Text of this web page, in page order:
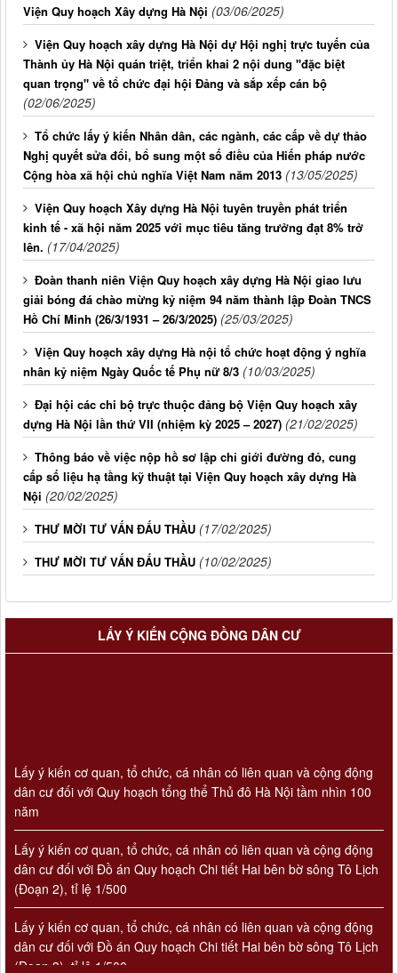
Viện Quy hoạch Xây dựng Hà Nội (03/06/2025)
Viện Quy hoạch xây dựng Hà Nội dự Hội nghị trực tuyến của
Thành ủy Hà Nội quán triệt, triển khai 2 nội dung "đặc biệt
quan trọng" về tổ chức đại hội Đảng và sắp xếp cán bộ
(02/06/2025)
Tổ chức lấy ý kiến Nhân dân, các ngành, các cấp về dự thảo
Nghị quyết sửa đổi, bổ sung một số điều của Hiến pháp nước
Cộng hòa xã hội chủ nghĩa Việt Nam năm 2013 (13/05/2025)
Viện Quy hoạch Xây dựng Hà Nội tuyên truyền phát triển
kinh tế - xã hội năm 2025 với mục tiêu tăng trưởng đạt 8% trở
lên. (17/04/2025)
Đoàn thanh niên Viện Quy hoạch xây dựng Hà Nội giao lưu
giải bóng đá chào mừng kỷ niệm 94 năm thành lập Đoàn TNCS
Hồ Chí Minh (26/3/1931 – 26/3/2025) (25/03/2025)
Viện Quy hoạch xây dựng Hà nội tổ chức hoạt động ý nghĩa
nhân kỷ niệm Ngày Quốc tế Phụ nữ 8/3 (10/03/2025)
Đại hội các chi bộ trực thuộc đảng bộ Viện Quy hoạch xây
dựng Hà Nội lần thứ VII (nhiệm kỳ 2025 – 2027) (21/02/2025)
Thông báo về việc nộp hồ sơ lập chỉ giới đường đỏ, cung
cấp số liệu hạ tầng kỹ thuật tại Viện Quy hoạch xây dựng Hà
Nội (20/02/2025)
THƯ MỜI TƯ VẤN ĐẤU THẦU (17/02/2025)
THƯ MỜI TƯ VẤN ĐẤU THẦU (10/02/2025)
LẤY Ý KIẾN CỘNG ĐỒNG DÂN CƯ
Lấy ý kiến cơ quan, tổ chức, cá nhân có liên quan và cộng động
dân cư đối với Quy hoạch tổng thể Thủ đô Hà Nội tầm nhìn 100
năm
Lấy ý kiến cơ quan, tổ chức, cá nhân có liên quan và cộng động
dân cư đối với Đồ án Quy hoạch Chi tiết Hai bên bờ sông Tô Lịch
(Đoạn 2), tỉ lệ 1/500
Lấy ý kiến cơ quan, tổ chức, cá nhân có liên quan và cộng động
dân cư đối với Đồ án Quy hoạch Chi tiết Hai bên bờ sông Tô Lịch
(Đoạn 3), tỉ lệ 1/500